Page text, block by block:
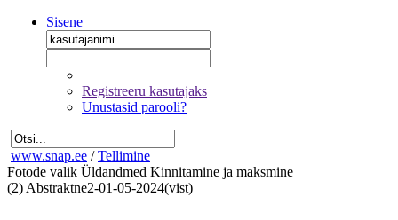
Sisene
Registreeru kasutajaks
Unustasid parooli?
www.snap.ee / Tellimine
Fotode valik Üldandmed Kinnitamine ja maksmine
(2) Abstraktne2-01-05-2024(vist)